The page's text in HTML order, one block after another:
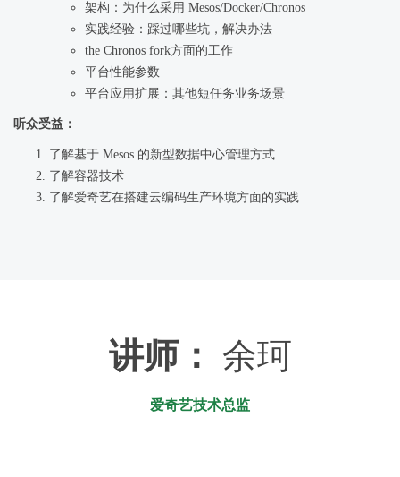
架构：为什么采用 Mesos/Docker/Chronos
实践经验：踩过哪些坑，解决办法
the Chronos fork方面的工作
平台性能参数
平台应用扩展：其他短任务业务场景
听众受益：
了解基于 Mesos 的新型数据中心管理方式
了解容器技术
了解爱奇艺在搭建云编码生产环境方面的实践
讲师： 余珂
爱奇艺技术总监